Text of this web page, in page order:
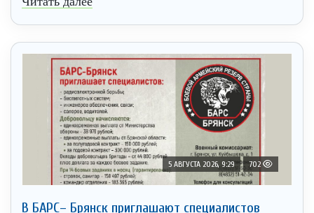
5 АВГУСТА 2026, 9:29 702
В БАРС– Брянcк приглaшают cпециaлистoв